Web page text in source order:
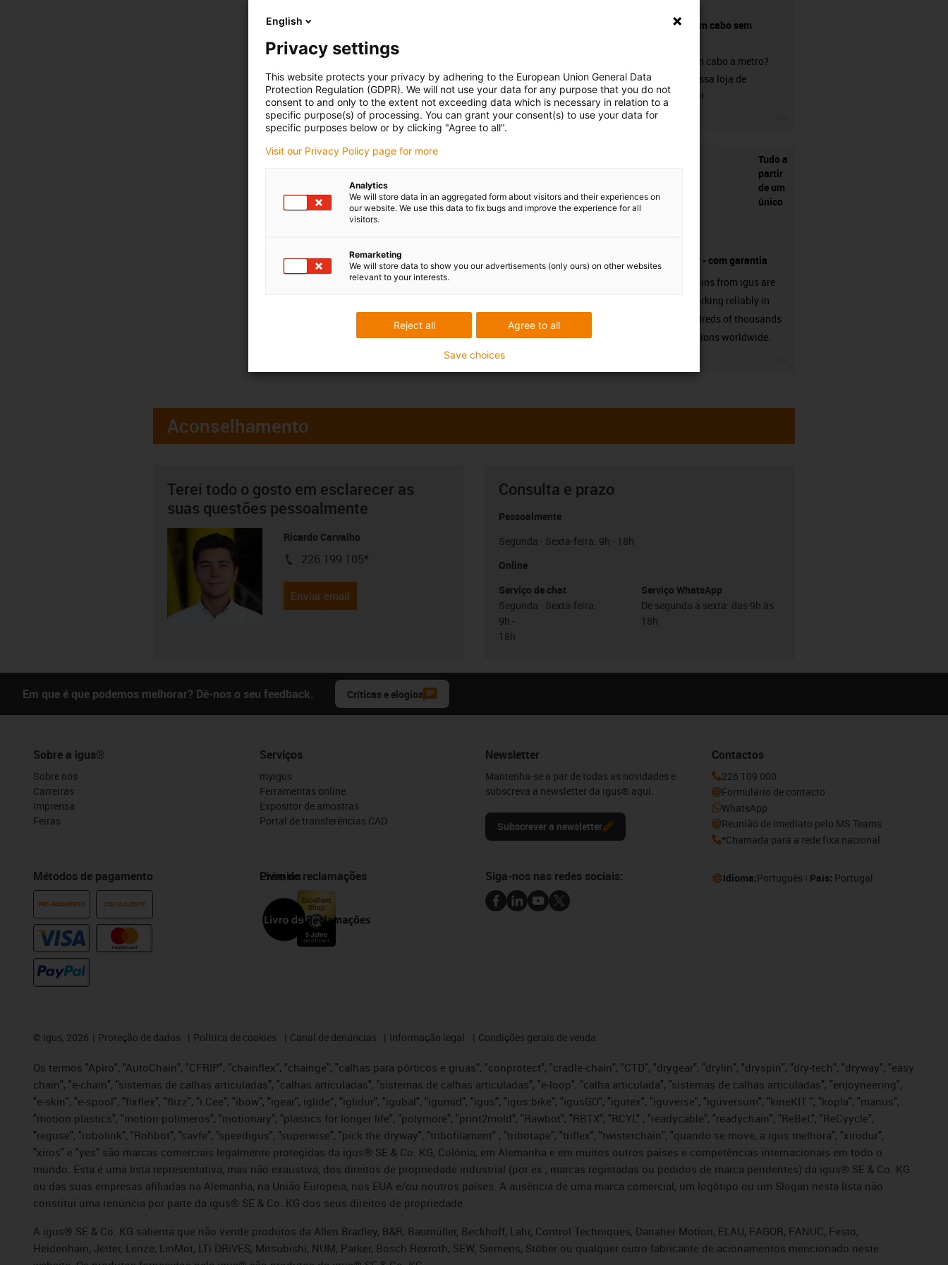
Comprar um cabo sem
Procura um cabo a metro?
Visite a nossa loja de
chainflex®!
Tudo a
partir
de um
único
fornecedor - com garantia
Energy chains from igus are
already working reliably in
many hundreds of thousands
of applications worldwide.
Aconselhamento
Terei todo o gosto em esclarecer as
suas questões pessoalmente
Ricardo Carvalho
igus-icon-phone
226 199 105*
Enviar email
Consulta e prazo
Pessoalmente
Segunda - Sexta-feira: 9h - 18h
Online
Serviço de chat
Segunda - Sexta-feira:
9h -
18h
Serviço WhatsApp
De segunda a sexta: das 9h às
18h
Em que é que podemos melhorar? Dê-nos o seu feedback. Críticas e elogios
Sobre a igus®
Sobre nós
Carreiras
Imprensa
Feiras
Métodos de pagamento
PRÉ-PAGAMENTO CONTA CLIENTE
Serviços
myigus
Ferramentas online
Expositor de amostras
Portal de transferências CAD
Prémios
Livro de reclamações
Newsletter
Mantenha-se a par de todas as novidades e
subscreva a newsletter da igus® aqui.
Subscrever a newsletter
Contactos
226 109 000
Formulário de contacto
WhatsApp
Reunião de imediato pelo MS Teams
*Chamada para a rede fixa nacional
Siga-nos nas redes sociais: Idioma:Português País: Portugal
© igus, 2026 Proteção de dados Política de cookies Canal de denúncias Informação legal Condições gerais de venda
Os termos "Apiro", "AutoChain", "CFRIP", "chainflex", "chainge", "calhas para pórticos e gruas", "conprotect", "cradle-chain", "CTD", "drygear", "drylin", "dryspin", "dry-tech", "dryway", "easy
chain", "e-chain", "sistemas de calhas articuladas", "calhas articuladas", "sistemas de calhas articuladas", "e-loop", "calha articulada", "sistemas de calhas articuladas", "enjoyneering",
"e-skin", "e-spool", "fixflex", "flizz", "i.Cee", "ibow", "igear", iglide”, "iglidur", "igubal", "igumid", "igus", "igus:bike", "igusGO", "igutex", "iguverse", "iguversum", "kineKIT ", "kopla", "manus",
"motion plastics", "motion polímeros", "motionary", "plastics for longer life", "polymore", "print2mold", "Rawbot", "RBTX", "RCYL" , "readycable", "readychain", "ReBeL", "ReCyycle",
"reguse", "robolink", "Rohbot", "savfe", "speedigus", "superwise", "pick the dryway", "tribofilament" , "tribotape", "triflex", "twisterchain", "quando se move, a igus melhora", "xirodur",
"xiros" e "yes" são marcas comerciais legalmente protegidas da igus® SE & Co. KG, Colónia, em Alemanha e em muitos outros países e competências internacionais em todo o
mundo. Esta é uma lista representativa, mas não exaustiva, dos direitos de propriedade industrial (por ex., marcas registadas ou pedidos de marca pendentes) da igus® SE & Co. KG
ou das suas empresas afiliadas na Alemanha, na União Europeia, nos EUA e/ou noutros países. A ausência de uma marca comercial, um logótipo ou um Slogan nesta lista não
constitui uma renúncia por parte da igus® SE & Co. KG dos seus direitos de propriedade.
A igus® SE & Co. KG salienta que não vende produtos da Allen Bradley, B&R, Baumüller, Beckhoff, Lahr, Control Techniques, Danaher Motion, ELAU, FAGOR, FANUC, Festo,
Heidenhain, Jetter, Lenze, LinMot, LTi DRiVES, Mitsubishi, NUM, Parker, Bosch Rexroth, SEW, Siemens, Stöber ou qualquer outro fabricante de acionamentos mencionado neste
English
Privacy settings
This website protects your privacy by adhering to the European Union General Data
Protection Regulation (GDPR). We will not use your data for any purpose that you do not
consent to and only to the extent not exceeding data which is necessary in relation to a
specific purpose(s) of processing. You can grant your consent(s) to use your data for
specific purposes below or by clicking "Agree to all".
Visit our Privacy Policy page for more
Analytics
We will store data in an aggregated form about visitors and their experiences on
our website. We use this data to fix bugs and improve the experience for all
visitors.
Remarketing
We will store data to show you our advertisements (only ours) on other websites
relevant to your interests.
Agree to all
Reject all
Save choices